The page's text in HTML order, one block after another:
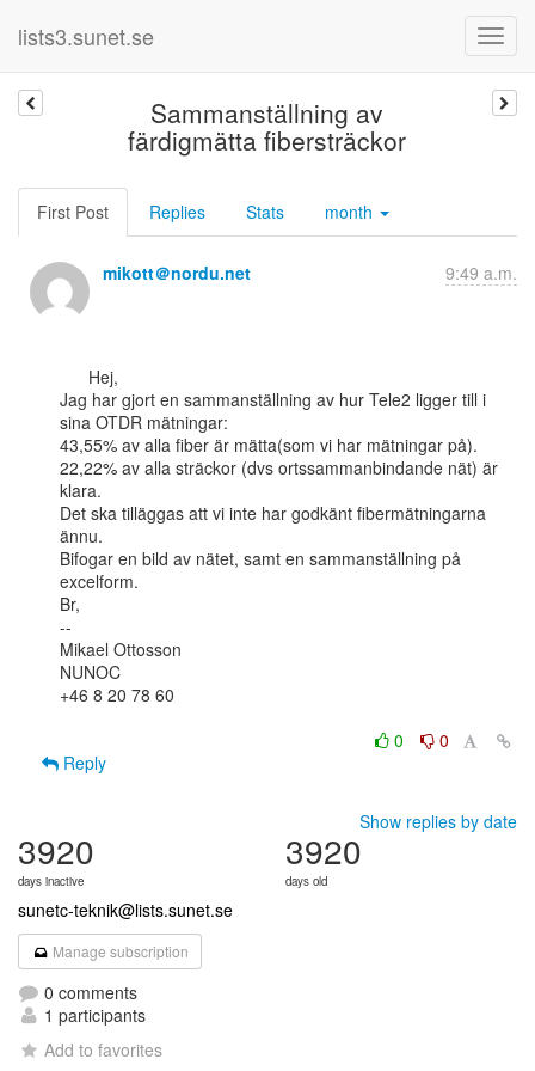
lists3.sunet.se
Sammanställning av
färdigmätta fibersträckor
First Post Replies Stats month
mikott＠nordu.net 9:49 a.m.
Jag har gjort en sammanställning av hur Tele2 ligger till i
sina OTDR mätningar:
43,55% av alla fiber är mätta(som vi har mätningar på).
22,22% av alla sträckor (dvs ortssammanbindande nät) är
klara.
Det ska tilläggas att vi inte har godkänt fibermätningarna
ännu.
Bifogar en bild av nätet, samt en sammanställning på
excelform.
Br,
--
Mikael Ottosson
NUNOC
+46 8 20 78 60
0
0
Reply
Show replies by date
3920
days inactive
3920
days old
sunetc-teknik@lists.sunet.se
Manage subscription
0 comments
1 participants
Add to favorites